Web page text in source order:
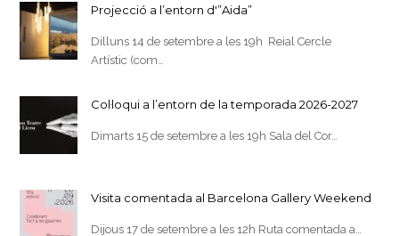
Projecció a l’entorn d'”Aida”
Dilluns 14 de setembre a les 19h Reial Cercle
Artístic (com…
Col·loqui a l’entorn de la temporada 2026-2027
Dimarts 15 de setembre a les 19h Sala del Cor…
Visita comentada al Barcelona Gallery Weekend
Dijous 17 de setembre a les 12h Ruta comentada a…